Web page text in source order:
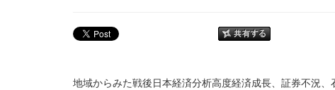
地域からみた戦後日本経済分析高度経済成長、証券不況